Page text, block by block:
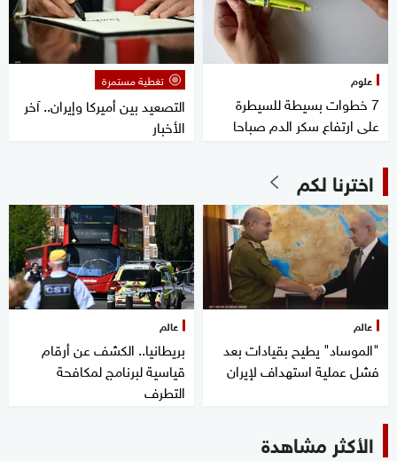
علوم
7 خطوات بسيطة للسيطرة
على ارتفاع سكر الدم صباحا
تغطية مستمرة
التصعيد بين أميركا وإيران.. آخر
الأخبار
اخترنا لكم
عالم
"الموساد" يطيح بقيادات بعد
فشل عملية استهداف لإيران
عالم
بريطانيا.. الكشف عن أرقام
قياسية لبرنامج لمكافحة
التطرف
الأكثر مشاهدة